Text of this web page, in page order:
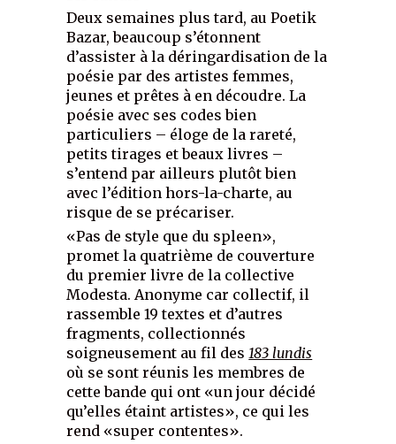
Deux semaines plus tard, au Poetik
Bazar, beaucoup s’étonnent
d’assister à la déringardisation de la
poésie par des artistes femmes,
jeunes et prêtes à en découdre. La
poésie avec ses codes bien
particuliers – éloge de la rareté,
petits tirages et beaux livres –
s’entend par ailleurs plutôt bien
avec l’édition hors-la-charte, au
risque de se précariser.
«Pas de style que du spleen»,
promet la quatrième de couverture
du premier livre de la collective
Modesta. Anonyme car collectif, il
rassemble 19 textes et d’autres
fragments, collectionnés
soigneusement au fil des 183 lundis
où se sont réunis les membres de
cette bande qui ont «un jour décidé
qu’elles étaint artistes», ce qui les
rend «super contentes».